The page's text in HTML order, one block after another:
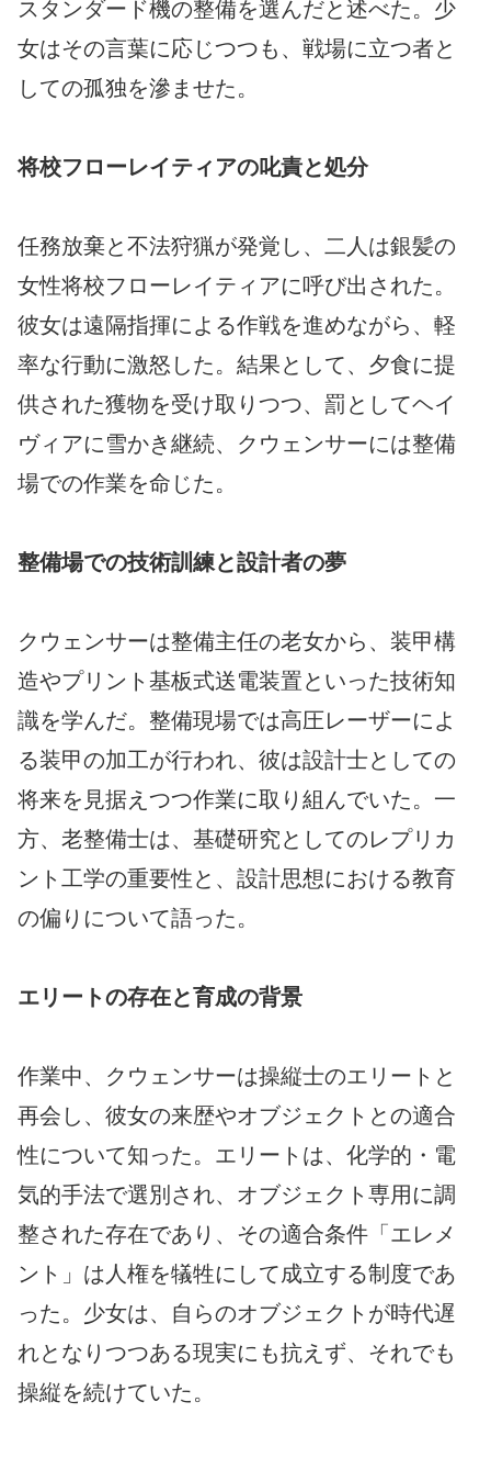
スタンダード機の整備を選んだと述べた。少
女はその言葉に応じつつも、戦場に立つ者と
しての孤独を滲ませた。
将校フローレイティアの叱責と処分
任務放棄と不法狩猟が発覚し、二人は銀髪の
女性将校フローレイティアに呼び出された。
彼女は遠隔指揮による作戦を進めながら、軽
率な行動に激怒した。結果として、夕食に提
供された獲物を受け取りつつ、罰としてヘイ
ヴィアに雪かき継続、クウェンサーには整備
場での作業を命じた。
整備場での技術訓練と設計者の夢
クウェンサーは整備主任の老女から、装甲構
造やプリント基板式送電装置といった技術知
識を学んだ。整備現場では高圧レーザーによ
る装甲の加工が行われ、彼は設計士としての
将来を見据えつつ作業に取り組んでいた。一
方、老整備士は、基礎研究としてのレプリカ
ント工学の重要性と、設計思想における教育
の偏りについて語った。
エリートの存在と育成の背景
作業中、クウェンサーは操縦士のエリートと
再会し、彼女の来歴やオブジェクトとの適合
性について知った。エリートは、化学的・電
気的手法で選別され、オブジェクト専用に調
整された存在であり、その適合条件「エレメ
ント」は人権を犠牲にして成立する制度であ
った。少女は、自らのオブジェクトが時代遅
れとなりつつある現実にも抗えず、それでも
操縦を続けていた。